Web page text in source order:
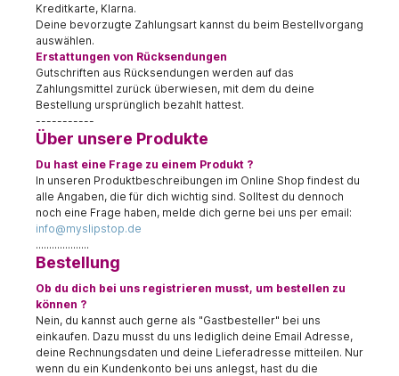
Kreditkarte, Klarna.
Deine bevorzugte Zahlungsart kannst du beim Bestellvorgang
auswählen.
Erstattungen von Rücksendungen
Gutschriften aus Rücksendungen werden auf das
Zahlungsmittel zurück überwiesen, mit dem du deine
Bestellung ursprünglich bezahlt hattest.
-----------
Über unsere Produkte
Du hast eine Frage zu einem Produkt ?
In unseren Produktbeschreibungen im Online Shop findest du
alle Angaben, die für dich wichtig sind. Solltest du dennoch
noch eine Frage haben, melde dich gerne bei uns per email:
info@myslipstop.de
....................
Bestellung
Ob du dich bei uns registrieren musst, um bestellen zu
können ?
Nein, du kannst auch gerne als "Gastbesteller" bei uns
einkaufen. Dazu musst du uns lediglich deine Email Adresse,
deine Rechnungsdaten und deine Lieferadresse mitteilen. Nur
wenn du ein Kundenkonto bei uns anlegst, hast du die